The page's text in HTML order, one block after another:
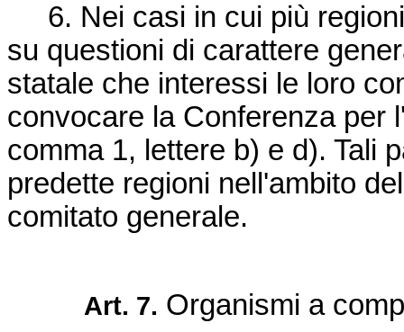
6. Nei casi in cui più
su questioni di carattere
statale che interessi le loro
convocare la Conferenza per
comma 1, lettere b) e d). Tali
predette regioni nell'ambito
comitato generale.
Art. 7. Organismi a